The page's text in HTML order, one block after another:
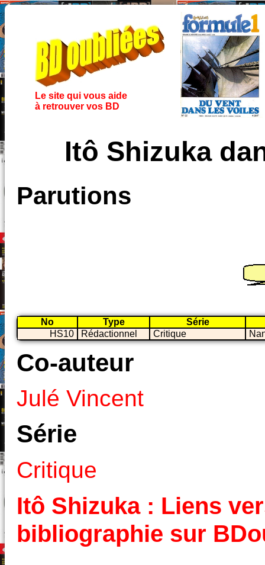
Le site qui vous aide
à retrouver vos BD
Itô Shizuka
Parutions
No Type
Série
HS10
Rédactionnel Critique
Co-auteur
Julé Vincent
Série
Critique
Itô Shizuka : Liens
bibliographie sur